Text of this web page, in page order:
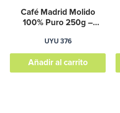
Café Madrid Molido
100% Puro 250g –
UYU 376
Añadir al carrito